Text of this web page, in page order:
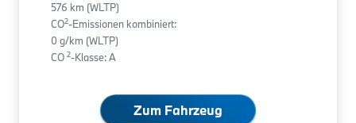
576 km (WLTP)
CO2-Emissionen kombiniert:
0 g/km (WLTP)
CO 2-Klasse: A
Zum Fahrzeug